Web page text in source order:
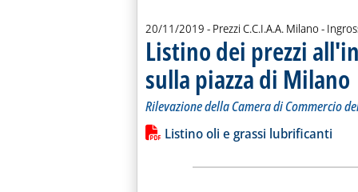
20/11/2019 - Prezzi C.C.I.A.A. Milano -
Listino dei prezzi
sulla piazza di Milano
Rilevazione della Camera di Commercio
Leggi tutta la notizia: 'Listino dei
Lista allegati PDF alla notizia
Listino oli e grassi lubrificanti